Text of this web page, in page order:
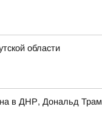
области
в ДНР, Дональд